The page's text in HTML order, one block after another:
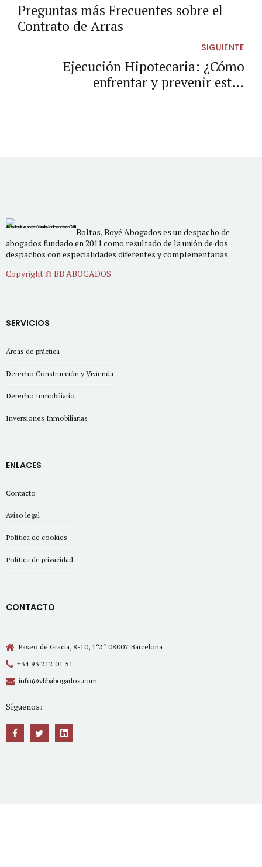
Preguntas más Frecuentes sobre el
Contrato de Arras
SIGUIENTE
Ejecución Hipotecaria: ¿Cómo
enfrentar y prevenir estas
Boltas, Boyé Abogados es un despacho de
abogados fundado en 2011 como resultado de la unión de dos
despachos con especialidades diferentes y complementarias.
Copyright © BB ABOGADOS
SERVICIOS
Áreas de práctica
Derecho Construcción y Vivienda
Derecho Inmobiliario
Inversiones Inmobiliarias
ENLACES
Contacto
Aviso legal
Política de cookies
Política de privacidad
CONTACTO
Paseo de Gracia, 8-10, 1º2ª 08007 Barcelona
+34 93 212 01 51
info@vbbabogados.com
Síguenos: